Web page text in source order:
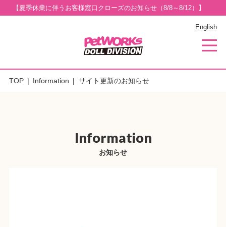
【夏季休業に伴うお客様窓口クローズのお知らせ（8/8～8/12）】
English
TOP Information サイト更新のお知らせ
Information
お知らせ